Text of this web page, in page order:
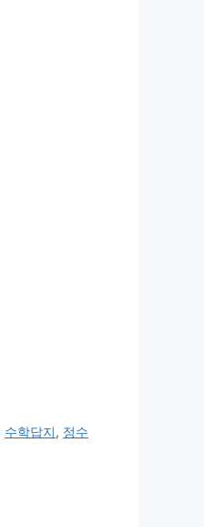
수학답지, 정수